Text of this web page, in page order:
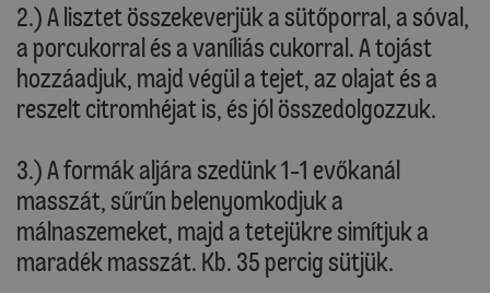
2.) A lisztet összekeverjük a sütőporral, a sóval,
a porcukorral és a vaníliás cukorral. A tojást
hozzáadjuk, majd végül a tejet, az olajat és a
reszelt citromhéjat is, és jól összedolgozzuk.
3.) A formák aljára szedünk 1-1 evőkanál
masszát, sűrűn belenyomkodjuk a
málnaszemeket, majd a tetejükre simítjuk a
maradék masszát. Kb. 35 percig sütjük.